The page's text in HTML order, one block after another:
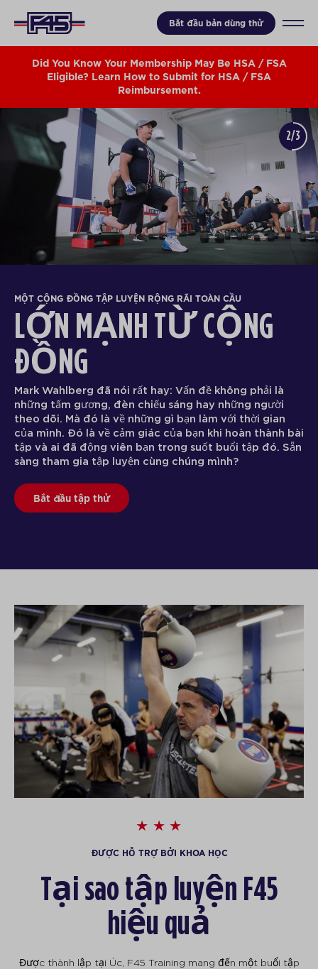
Bắt đầu bản dùng thử
Did You Know Your Membership May Be HSA / FSA
Eligible? Learn How to Submit for HSA / FSA
Reimbursement.
MỘT CỘNG ĐỒNG TẬP LUYỆN RỘNG RÃI TOÀN CẦU
LỚN MẠNH TỪ CỘNG
ĐỒNG
Mark Wahlberg đã nói rất hay: Vấn đề không phải là
những tấm gương, đèn chiếu sáng hay những người
theo dõi. Mà đó là về những gì bạn làm với thời gian
của mình. Đó là về cảm giác của bạn khi hoàn thành bài
tập và ai đã động viên bạn trong suốt buổi tập đó. Sẵn
sàng tham gia tập luyện cùng chúng mình?
Bắt đầu tập thử
2/3
ĐƯỢC HỖ TRỢ BỞI KHOA HỌC
Tại sao tập luyện F45
hiệu quả
Được thành lập tại Úc, F45 Training mang đến một buổi tập